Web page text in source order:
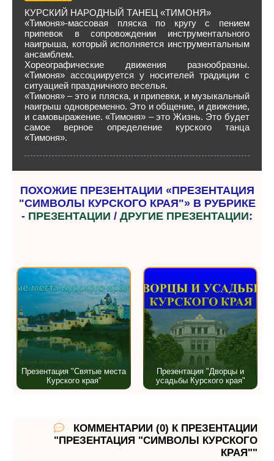
КУРСКИЙ НАРОДНЫЙ ТАНЕЦ «ТИМОНЯ»
«Тимоня»-массовая пляска по кругу с пением
припевок в сопровождении инструментального
наигрыша, который исполняется инструментальным
ансамблем.
Хореографические движения разнообразны.
«Тимоня» ассоциируется у носителей традиции с
ситуацией праздничного веселья.
«Тимоня» – это и пляска, и припевки, и музыкальный
наигрыш одновременно. Это и общение, и движение,
и самовыражение. «Тимоня» – это Жизнь. Это будет
самое верное определение курского танца
«Тимоня».
ПОХОЖИЕ ПРЕЗЕНТАЦИИ «ПРЕЗЕНТАЦИЯ
"СИМВОЛЫ КУРСКОГО КРАЯ"» В РУБРИКЕ
- ПРЕЗЕНТАЦИИ / ДРУГИЕ ПРЕЗЕНТАЦИИ:
Презентация "Святые места
Курского края"
Презентация "Дворцы и
усадьбы Курского края"
КОММЕНТАРИИ (0) К ПРЕЗЕНТАЦИИ
"ПРЕЗЕНТАЦИЯ "СИМВОЛЫ КУРСКОГО
КРАЯ""